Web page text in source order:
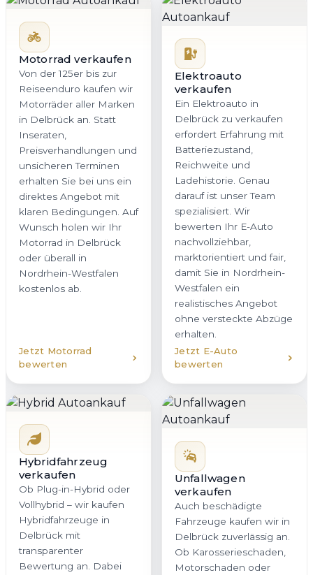
Motorrad verkaufen
Von der 125er bis zur
Reiseenduro kaufen wir
Motorräder aller Marken
in Delbrück an. Statt
Inseraten,
Preisverhandlungen und
unsicheren Terminen
erhalten Sie bei uns ein
direktes Angebot mit
klaren Bedingungen. Auf
Wunsch holen wir Ihr
Motorrad in Delbrück
oder überall in
Nordrhein-Westfalen
kostenlos ab.
Jetzt Motorrad
bewerten
Elektroauto
verkaufen
Ein Elektroauto in
Delbrück zu verkaufen
erfordert Erfahrung mit
Batteriezustand,
Reichweite und
Ladehistorie. Genau
darauf ist unser Team
spezialisiert. Wir
bewerten Ihr E-Auto
nachvollziehbar,
marktorientiert und fair,
damit Sie in Nordrhein-
Westfalen ein
realistisches Angebot
ohne versteckte Abzüge
erhalten.
Jetzt E-Auto
bewerten
Hybridfahrzeug
verkaufen
Ob Plug-in-Hybrid oder
Vollhybrid – wir kaufen
Hybridfahrzeuge in
Delbrück mit
transparenter
Bewertung an. Dabei
Unfallwagen
verkaufen
Auch beschädigte
Fahrzeuge kaufen wir in
Delbrück zuverlässig an.
Ob Karosserieschaden,
Motorschaden oder